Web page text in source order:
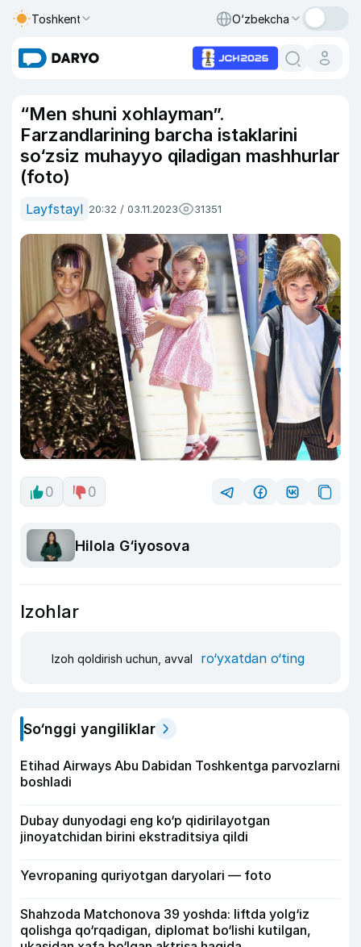
Toshkent O‘zbekcha
“Men shuni xohlayman”.
Farzandlarining barcha istaklarini
so‘zsiz muhayyo qiladigan mashhurlar
(foto)
Layfstayl 20:32 / 03.11.2023 31351
0 0
Hilola G‘iyosova
Izohlar
Izoh qoldirish uchun, avval ro‘yxatdan o‘ting
So‘nggi yangiliklar
Etihad Airways Abu Dabidan Toshkentga parvozlarni
boshladi
Dubay dunyodagi eng ko‘p qidirilayotgan
jinoyatchidan birini ekstraditsiya qildi
Yevropaning quriyotgan daryolari — foto
Shahzoda Matchonova 39 yoshda: liftda yolg‘iz
qolishga qo‘rqadigan, diplomat bo‘lishi kutilgan,